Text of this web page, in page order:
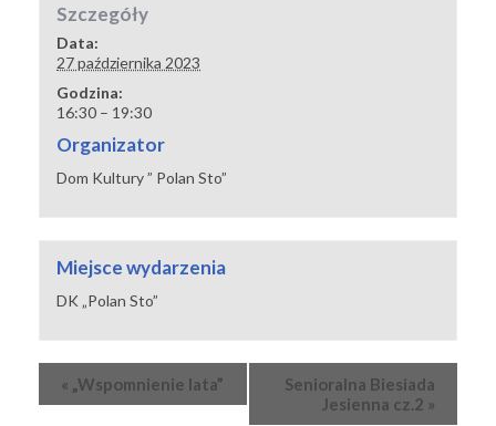
Szczegóły
Data:
27 października 2023
Godzina:
16:30 – 19:30
Organizator
Dom Kultury ” Polan Sto”
Miejsce wydarzenia
DK „Polan Sto”
Wydarzenie
Nawigacja
« „Wspomnienie lata”
Senioralna Biesiada
Jesienna cz.2 »